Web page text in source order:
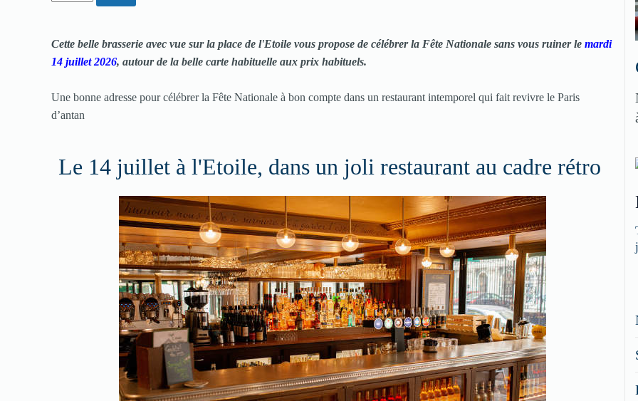
Cette belle brasserie avec vue sur la place de l'Etoile vous propose de célébrer la Fête Nationale sans vous ruiner le mardi
14 juillet 2026, autour de la belle carte habituelle aux prix habituels.
Une bonne adresse pour célébrer la Fête Nationale à bon compte dans un restaurant intemporel qui fait revivre le Paris
d’antan
Le 14 juillet à l'Etoile, dans un joli restaurant au cadre rétro